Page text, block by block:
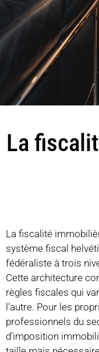
La
La fiscalité
système fiscal
fédéraliste à trois
Cette architecture
règles fiscales qui
l’autre. Pour les
professionnels du
d’imposition